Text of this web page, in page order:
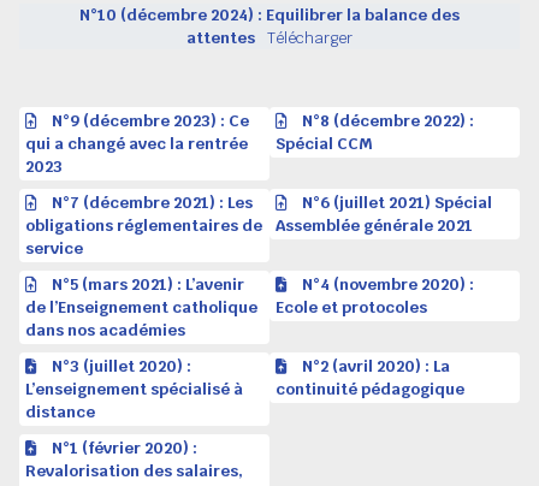
N°10 (décembre 2024) : Equilibrer la balance des
attentes Télécharger
N°9 (décembre 2023) : Ce
qui a changé avec la rentrée
2023
N°8 (décembre 2022) :
Spécial CCM
N°7 (décembre 2021) : Les
obligations réglementaires de
service
N°6 (juillet 2021) Spécial
Assemblée générale 2021
N°5 (mars 2021) : L’avenir
de l’Enseignement catholique
dans nos académies
N°4 (novembre 2020) :
Ecole et protocoles
N°3 (juillet 2020) :
L’enseignement spécialisé à
distance
N°2 (avril 2020) : La
continuité pédagogique
N°1 (février 2020) :
Revalorisation des salaires,